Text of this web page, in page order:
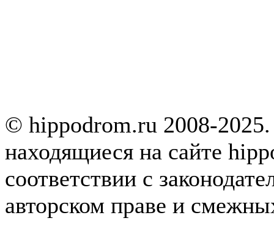
© hippodrom.ru 2008-
находящиеся на сайте
соответствии с
авторском праве и